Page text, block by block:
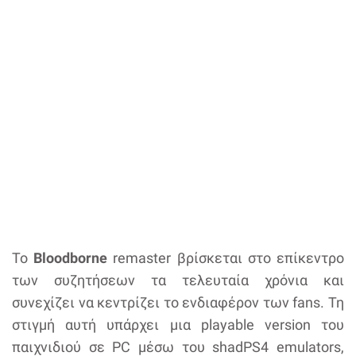
Το Bloodborne remaster βρίσκεται στο επίκεντρο
των συζητήσεων τα τελευταία χρόνια και
συνεχίζει να κεντρίζει το ενδιαφέρον των fans. Τη
στιγμή αυτή υπάρχει μια playable version του
παιχνιδιού σε PC μέσω του shadPS4 emulators,